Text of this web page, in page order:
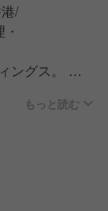
/
ングス。
ンドを超え
など)
もっと読む